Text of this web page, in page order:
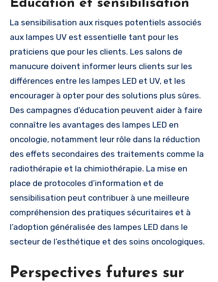
Éducation et sensibilisation
La sensibilisation aux risques potentiels associés
aux lampes UV est essentielle tant pour les
praticiens que pour les clients. Les salons de
manucure doivent informer leurs clients sur les
différences entre les lampes LED et UV, et les
encourager à opter pour des solutions plus sûres.
Des campagnes d’éducation peuvent aider à faire
connaître les avantages des lampes LED en
oncologie, notamment leur rôle dans la réduction
des effets secondaires des traitements comme la
radiothérapie et la chimiothérapie. La mise en
place de protocoles d’information et de
sensibilisation peut contribuer à une meilleure
compréhension des pratiques sécuritaires et à
l’adoption généralisée des lampes LED dans le
secteur de l’esthétique et des soins oncologiques.
Perspectives futures sur